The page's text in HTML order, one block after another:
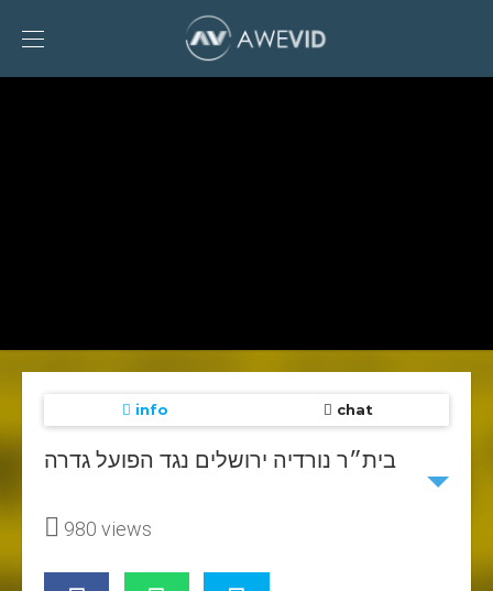
Toggle
info chat
בית״ר נורדיה ירושלים נגד הפועל גדרה
980 views